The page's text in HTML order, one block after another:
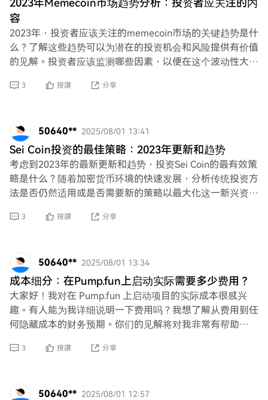
2023年Memecoin市场趋势分析：投资者应关注的内
容
2023年，投资者应该关注的memecoin市场的关键趋势是什
么？了解这些趋势可以为潜在的投资机会和风险提供有价值
的见解。投资者应该监测哪些因素，以便在这个波动性大、
3 按讚 分享
50640** 2025/08/01 13:41
Sei Coin投资的最佳策略：2023年更新和趋势
考虑到2023年的最新更新和趋势，投资Sei Coin的最有效策
略是什么？随着加密货币环境的快速发展，分析传统投资方
法是否仍然适用或是否需要新的策略以最大化这一新兴资产
3 按讚 分享
50640** 2025/08/01 13:34
成本细分：在Pump.fun上启动实际需要多少费用？
大家好！我对在 Pump.fun 上启动项目的实际成本很感兴
趣。有人能为我详细说明一下费用吗？我想了解从费用到任
何隐藏成本的财务预期。你们的见解将对我非常有帮助——
3 按讚 分享
50640** 2025/08/01 12:57